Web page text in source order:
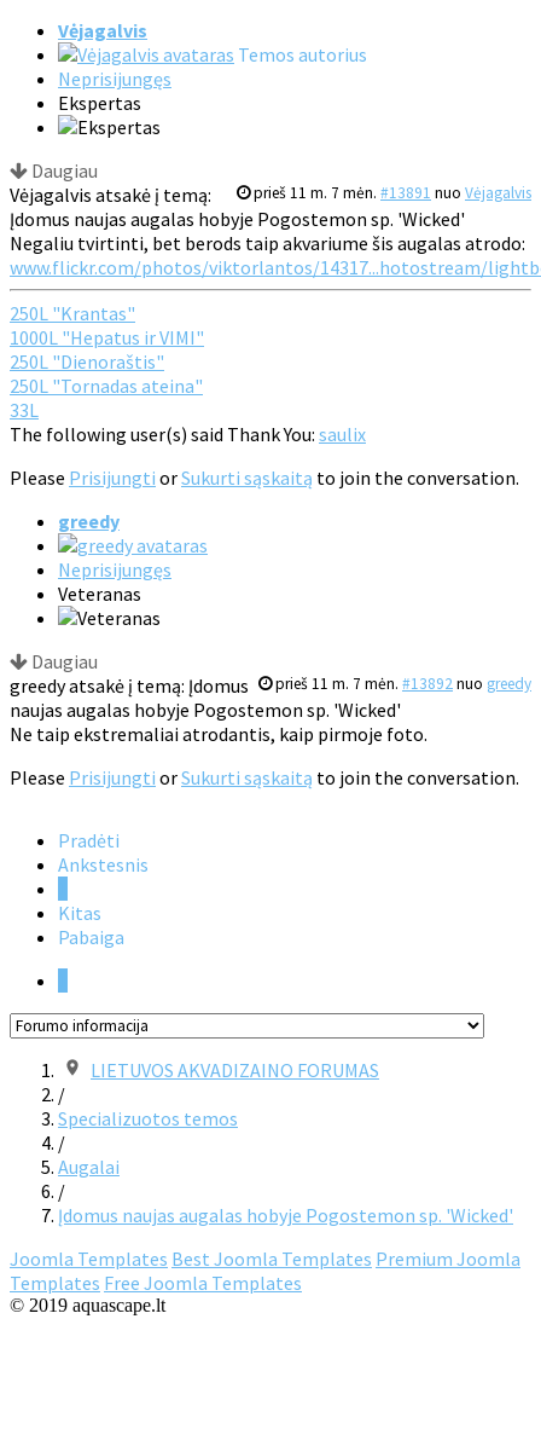
Vėjagalvis
Temos autorius
Neprisijungęs
Ekspertas
Daugiau
prieš 11 m. 7 mėn. #13891 nuo Vėjagalvis
Vėjagalvis atsakė į temą:
Įdomus naujas augalas hobyje Pogostemon sp. 'Wicked'
Negaliu tvirtinti, bet berods taip akvariume šis augalas atrodo:
www.flickr.com/photos/viktorlantos/14317...hotostream/
250L "Krantas"
1000L "Hepatus ir VIMI"
250L "Dienoraštis"
250L "Tornadas ateina"
33L
The following user(s) said Thank You: saulix
Please Prisijungti orSukurti sąskaitą to join the conversation.
greedy
Neprisijungęs
Veteranas
Daugiau
prieš 11 m. 7 mėn. #13892nuo greedy
greedy atsakė į temą: Įdomus
naujas augalas hobyje Pogostemon sp. 'Wicked'
Ne taip ekstremaliai atrodantis, kaip pirmoje foto.
Please Prisijungti orSukurti sąskaitą to join the conversation.
Pradėti
Ankstesnis
Kitas
Pabaiga
LIETUVOS AKVADIZAINO FORUMAS
/
Specializuotos temos
/
Augalai
/
Įdomus naujas augalas hobyje Pogostemon sp. 'Wicked'
Joomla Templates Best Joomla Templates Premium Joomla
Templates Free Joomla Templates
© 2019 aquascape.lt